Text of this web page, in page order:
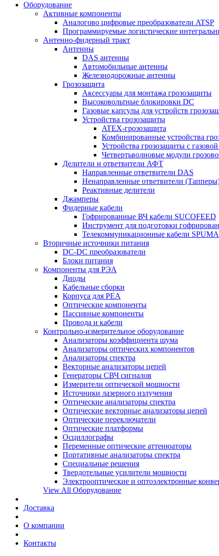
Оборудование
Активные компоненты
Аналогово цифровые преобразователи ATSP
Программируемые логистические
Антенно-фидерный тракт
Антенны
DAS антенны
Автомобильные антенны
Железнодорожные антенны
Грозозащита
Аксессуары для монтажа грозозащиты
Высоковольтные блокировки DC
Газовые капсулы для устройств
Устройства грозозащиты
ATEX-грозозащита
Комбинированные устройства
Устройства грозозащиты с
Четвертьволновые модули
Делители и ответвители АФТ
Направленные ответвители DAS
Ненаправленные ответвители
Реактивные делители
Джамперы
Фидерные кабели
Гофрированные ВЧ кабели SUCOFEED
Инструмент для подготовки
Телекоммуникационные кабели SPUMA
Вторичные источники питания
DC-DC преобразователи
Блоки питания
Компоненты для РЭА
Диоды
Кабельные сборки
Корпуса для РЕА
Оптические компоненты
Пассивные компоненты
Провода и кабели
Контрольно-измерительное оборудование
Анализаторы коэффициента шума
Анализаторы оптических компонентов
Анализаторы спектра
Векторные анализаторы цепей
Генераторы СВЧ сигналов
Измерители оптической мощности
Источники лазерного излучения
Оптические анализаторы спектра
Оптические векторные анализаторы цепей
Оптические переключатели
Оптические платформы
Осциллографы
Переменные оптические аттенюаторы
Портативные анализаторы спектра
Специальные решения
Твердотельные усилители мощности
Электрооптические и оптоэлектронные
View All Оборудование
Доставка
О компании
Контакты